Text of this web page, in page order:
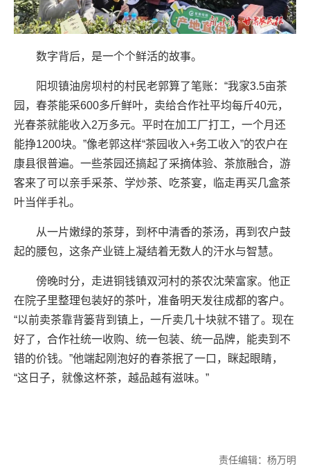
数字背后，是一个个鲜活的故事。
阳坝镇油房坝村的村民老郭算了笔账：“我家3.5亩茶
园，春茶能采600多斤鲜叶，卖给合作社平均每斤40元，
光春茶就能收入2万多元。平时在加工厂打工，一个月还
能挣1200块。”像老郭这样“茶园收入+务工收入”的农户在
康县很普遍。一些茶园还搞起了采摘体验、茶旅融合，游
客来了可以亲手采茶、学炒茶、吃茶宴，临走再买几盒茶
叶当伴手礼。
从一片嫩绿的茶芽，到杯中清香的茶汤，再到农户鼓
起的腰包，这条产业链上凝结着无数人的汗水与智慧。
傍晚时分，走进铜钱镇双河村的茶农沈荣富家。他正
在院子里整理包装好的茶叶，准备明天发往成都的客户。
“以前卖茶靠背篓背到镇上，一斤卖几十块就不错了。现在
好了，合作社统一收购、统一包装、统一品牌，能卖到不
错的价钱。”他端起刚泡好的春茶抿了一口，眯起眼睛，
“这日子，就像这杯茶，越品越有滋味。”
责任编辑：杨万明